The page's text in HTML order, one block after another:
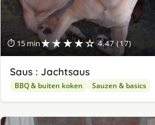
⏱ 15 min★★★★☆ 4.47 (17)
Saus : Jachtsaus
BBQ & buiten koken Sauzen & basics